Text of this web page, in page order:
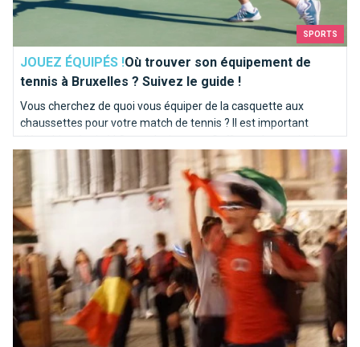
SPORTS
JOUEZ ÉQUIPÉS !Où trouver son équipement de
tennis à Bruxelles ? Suivez le guide !
Vous cherchez de quoi vous équiper de la casquette aux
chaussettes pour votre match de tennis ? Il est important
d'être bien équipé ! On ne devient pas Goffin sur le terrain du
jour au lendemain !
Belgique - Italie. Où le regarder ?